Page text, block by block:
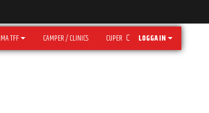
TFF CAMPER / CLINICS CUPER LOGGA IN